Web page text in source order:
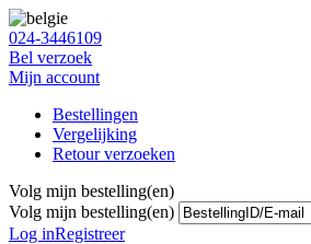
024-3446109
Bel verzoek
Mijn account
Bestellingen
Vergelijking
Retour verzoeken
Volg mijn bestelling(en)
Volg mijn bestelling(en)
Log inRegistreer